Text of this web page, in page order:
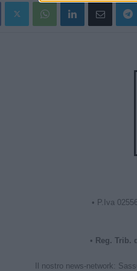
• P.Iva
• Reg. Trib.
Il nostro news-network: